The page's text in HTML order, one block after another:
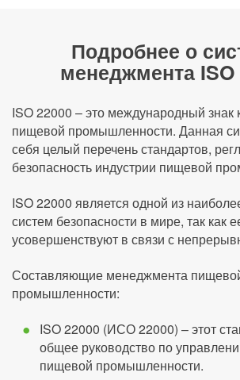
Подробнее о
менеджмента ISO
ISO 22000 – это международный знак
пищевой промышленности. Данная
себя целый перечень стандартов,
безопасность индустрии пищевой
ISO 22000 является одной из
систем безопасности в мире, так как
усовершенствуют в связи с
Составляющие менеджмента
промышленности:
ISO 22000 (ИСО 22000) – этот
общее руководство по
пищевой промышленности.